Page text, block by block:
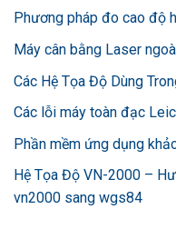
Phương pháp đo cao độ
Máy cân bằng Laser
Các Hệ Tọa Độ Dùng
Các lỗi máy toàn đạc
Phần mềm ứng dụng
Hệ Tọa Độ VN-2000 –
vn2000 sang wgs84